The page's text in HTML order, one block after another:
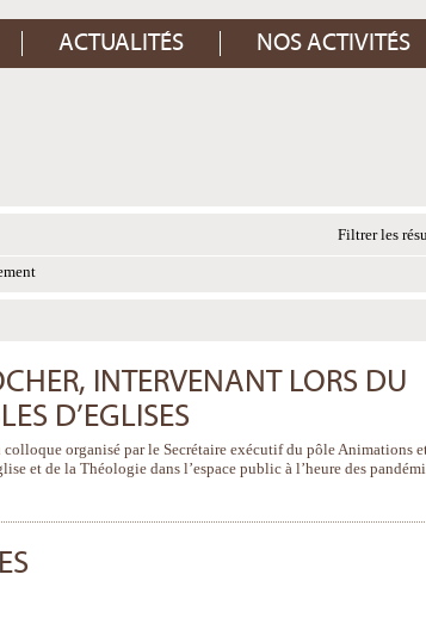
ACTUALITÉS NOS ACTIVITÉS
Filtrer les
INTERVENANT LORS DU
D’EGLISES
organisé par le Secrétaire exécutif du pôle Animations
et de la Théologie dans l’espace public à l’heure des